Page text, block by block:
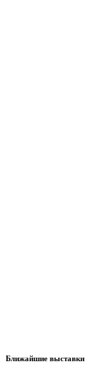
Ближайшие выставки